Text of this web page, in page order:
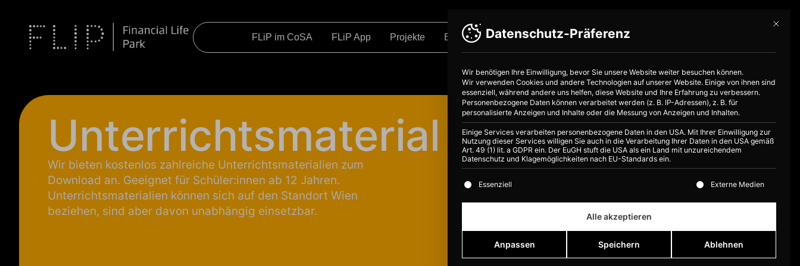
FLiP im CoSA FLiP App Projekte Bildung Über Uns
Unterrichts­material
Wir bieten kostenlos zahlreiche Unterrichtsmaterialien zum
Download an. Geeignet für Schüler:innen ab 12 Jahren.
Unterrichtsmaterialien können sich auf den Standort Wien
beziehen, sind aber davon unabhängig einsetzbar.
Mit
Datenschutz-Präferenz
Wir benötigen Ihre Einwilligung, bevor Sie unsere Website weiter besuchen können.
Wir verwenden Cookies und andere Technologien auf unserer Website. Einige von ihnen sind
essenziell, während andere uns helfen, diese Website und Ihre Erfahrung zu verbessern.
Personenbezogene Daten können verarbeitet werden (z. B. IP-Adressen), z. B. für
personalisierte Anzeigen und Inhalte oder die Messung von Anzeigen und Inhalten.
Einige Services verarbeiten personenbezogene Daten in den USA. Mit Ihrer Einwilligung zur
Nutzung dieser Services willigen Sie auch in die Verarbeitung Ihrer Daten in den USA gemäß
Art. 49 (1) lit. a GDPR ein. Der EuGH stuft die USA als ein Land mit unzureichendem
Datenschutz und Klagemöglichkeiten nach EU-Standards ein.
Es folgt eine Liste der Service-Gruppen, für die eine Einwilligung erteilt
Essenziell Externe Medien
Alle akzeptieren
Anpassen Speichern Ablehnen